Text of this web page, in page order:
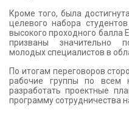
Кроме того, была
целевого набора
высокого проходного
призваны значительно
молодых специалистов в
По итогам переговоров
рабочие группы по всем
разработать проектные
программу сотрудничества